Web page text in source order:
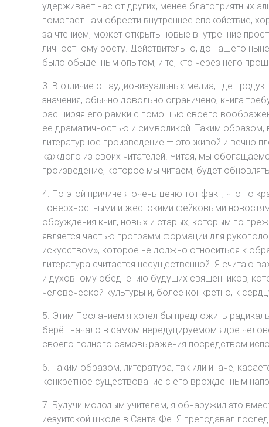
удерживает нас от других, менее благоприятных
помогает нам обрести внутреннее спокойствие,
за чтением, может открыть новые внутренние
личностному росту. Действительно, до нашего
было обыденным опытом, и те, кто через него
3. В отличие от аудиовизуальных медиа, где
значения, обычно довольно ограничено, книга
расширяя его рамки с помощью своего
ее драматичностью и символикой. Таким образом,
литературное произведение — это живой и вечно
каждого из своих читателей. Читая, мы
произведение, которое мы читаем, будет
4. По этой причине я очень ценю тот факт, что по
поверхностными и жестокими фейковыми
обсуждения книг, новых и старых, которым по
является частью программ формации для
искусством», которое не должно относиться к
литература считается несущественной. Я считаю
и духовному обеднению будущих священников,
человеческой культуры и, более конкретно, к
5. Этим Посланием я хотел бы предложить
берёт начало в самом нередуцируемом ядре
своего полного самовыражения посредством
6. Таким образом, литература, так или иначе,
конкретное существование с его врождённым
7. Будучи молодым учителем, я обнаружил это
иезуитской школе в Санта-Фе. Я преподавал